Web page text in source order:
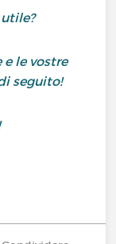
le vostre
seguito!